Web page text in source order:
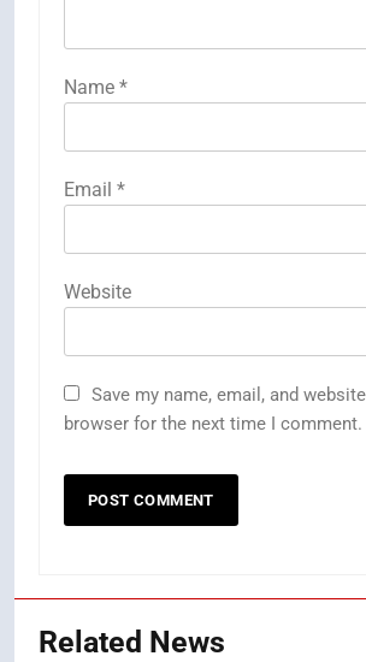
Name *
Email *
Website
Save my name, email, and
browser for the next time I comment.
Related News